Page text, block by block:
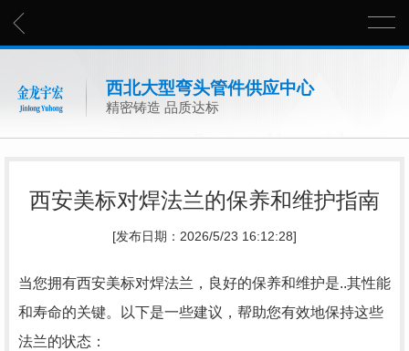
西北大型弯头管件供应中心
精密铸造 品质达标
西安美标对焊法兰的保养和维护指南
[发布日期：2026/5/23 16:12:28]
当您拥有西安美标对焊法兰，良好的保养和维护是..其性能
和寿命的关键。以下是一些建议，帮助您有效地保持这些
法兰的状态：